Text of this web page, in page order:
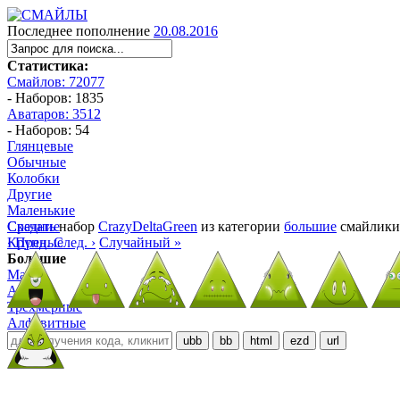
Последнее пополнение 20.08.2016
Статистика:
Смайлов: 72077
- Наборов: 1835
Аватаров: 3512
- Наборов: 54
Глянцевые
Обычные
Колобки
Другие
Маленькие
Средние
Крупные
Большие
Манга
Аниме
Трёхмерные
Алфавитные
ubb bb html ezd url
Скачатьнабор CrazyDeltaGreen из категории большие
‹ Пред. След. › Случайный »